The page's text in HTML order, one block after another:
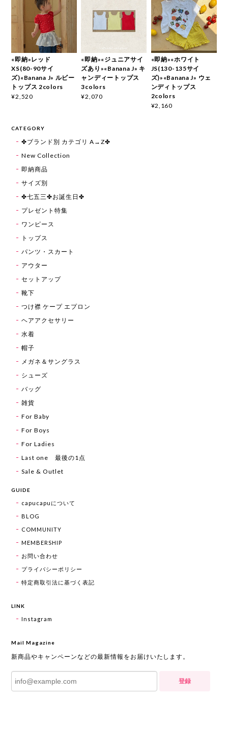
«即納»レッド
XS(80-90サイ
ズ)«Banana J» ルビー
トップス 2colors
¥2,520
«即納»«ジュニアサイ
ズあり»«Banana J» キ
ャンディートップス
3colors
¥2,070
«即納»«ホワイト
JS(130-135サイ
ズ)»«Banana J» ウェ
ンディトップス
2colors
¥2,160
CATEGORY
✤ブランド別 カテゴリ A→Z✤
New Collection
即納商品
サイズ別
✤七五三✤お誕生日✤
プレゼント特集
ワンピース
トップス
パンツ・スカート
アウター
セットアップ
靴下
つけ襟 ケープ エプロン
ヘアアクセサリー
水着
帽子
メガネ＆サングラス
シューズ
バッグ
雑貨
For Baby
For Boys
For Ladies
Last one 最後の1点
Sale & Outlet
GUIDE
capucapuについて
BLOG
COMMUNITY
MEMBERSHIP
お問い合わせ
プライバシーポリシー
特定商取引法に基づく表記
LINK
Instagram
Mail Magazine
新商品やキャンペーンなどの最新情報をお届けいたします。
登録